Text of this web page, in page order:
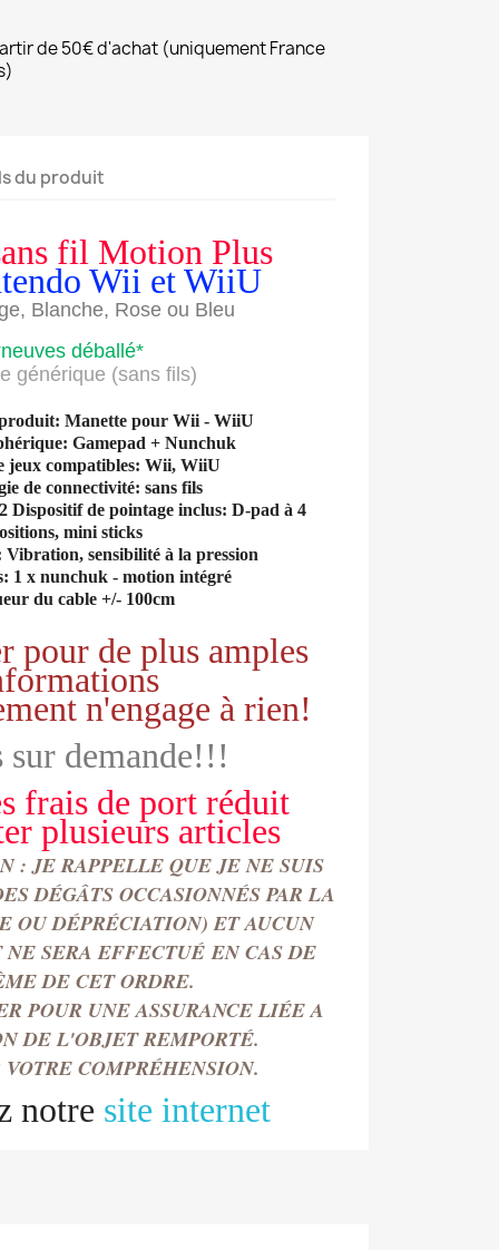
de 50€ d'achat (uniquement France
du produit
fil Motion Plus
Wii et WiiU
Blanche, Rose ou Bleu
déballé*
générique (sans fils)
Manette pour Wii - WiiU
Gamepad + Nunchuk
jeux compatibles: Wii, WiiU
de connectivité: sans fils
Dispositif de pointage inclus: D-pad à 4
mini sticks
sensibilité à la pression
1 x nunchuk - motion intégré
du cable +/- 100cm
pour de plus amples
n'engage à rien!
sur demande!!!
frais de port réduit
plusieurs articles
: JE RAPPELLE QUE JE NE SUIS
DÉGÂTS OCCASIONNÉS PAR LA
OU DÉPRÉCIATION) ET AUCUN
SERA EFFECTUÉ EN CAS DE
DE CET ORDRE.
POUR UNE ASSURANCE LIÉE A
DE L'OBJET REMPORTÉ.
COMPRÉHENSION.
notre site internet